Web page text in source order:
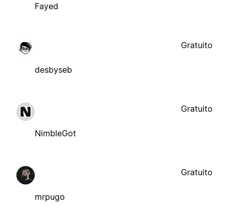
Fayed
desbyseb
Gratuito
NimbleGot
Gratuito
mrpugo
Gratuito